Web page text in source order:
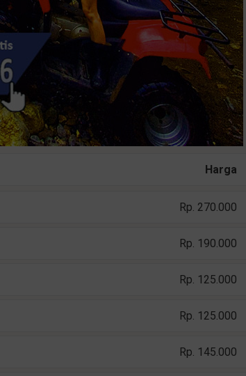
Harga
Rp. 270.000
Rp. 190.000
Rp. 125.000
Rp. 125.000
Rp. 145.000